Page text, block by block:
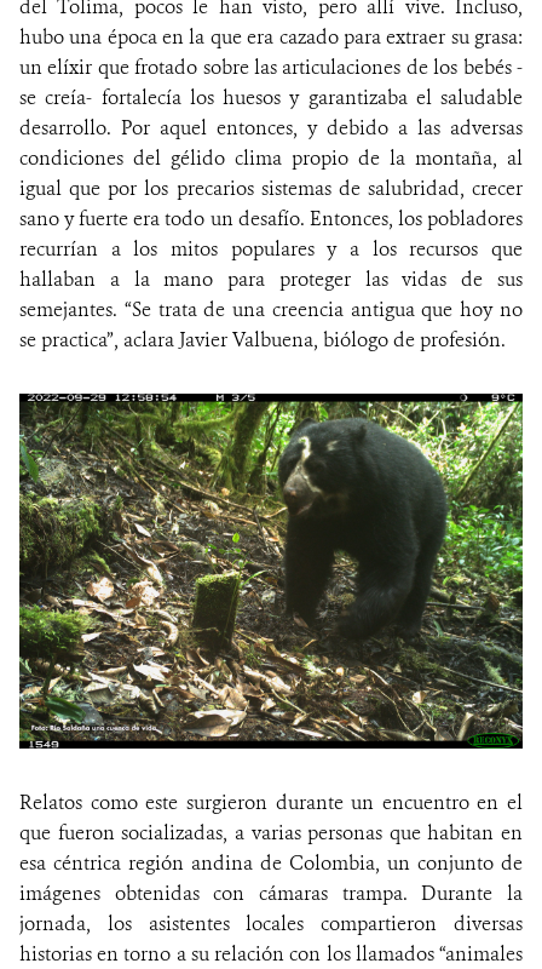
PUBLICACIONES
ALIADOS Y ALIANZAS
COBERTURA EN MEDIOS DE COMUNICACIÓN
INFORME ANUAL WCS
MECANISMO DE ATENCIÓN DE QUEJAS Y RECLAMOS
DONA
del Tolima, pocos le han visto, pero allí vive. Incluso,
hubo una época en la que era cazado para extraer su grasa:
un elíxir que frotado sobre las articulaciones de los bebés -
se creía- fortalecía los huesos y garantizaba el saludable
desarrollo. Por aquel entonces, y debido a las adversas
condiciones del gélido clima propio de la montaña, al
igual que por los precarios sistemas de salubridad, crecer
sano y fuerte era todo un desafío. Entonces, los pobladores
recurrían a los mitos populares y a los recursos que
hallaban a la mano para proteger las vidas de sus
semejantes. “Se trata de una creencia antigua que hoy no
se practica”, aclara Javier Valbuena, biólogo de profesión.
Relatos como este surgieron durante un encuentro en el
que fueron socializadas, a varias personas que habitan en
esa céntrica región andina de Colombia, un conjunto de
imágenes obtenidas con cámaras trampa. Durante la
jornada, los asistentes locales compartieron diversas
historias en torno a su relación con los llamados “animales